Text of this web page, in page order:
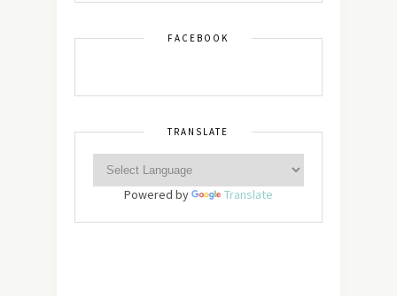
FACEBOOK
TRANSLATE
Powered by Translate